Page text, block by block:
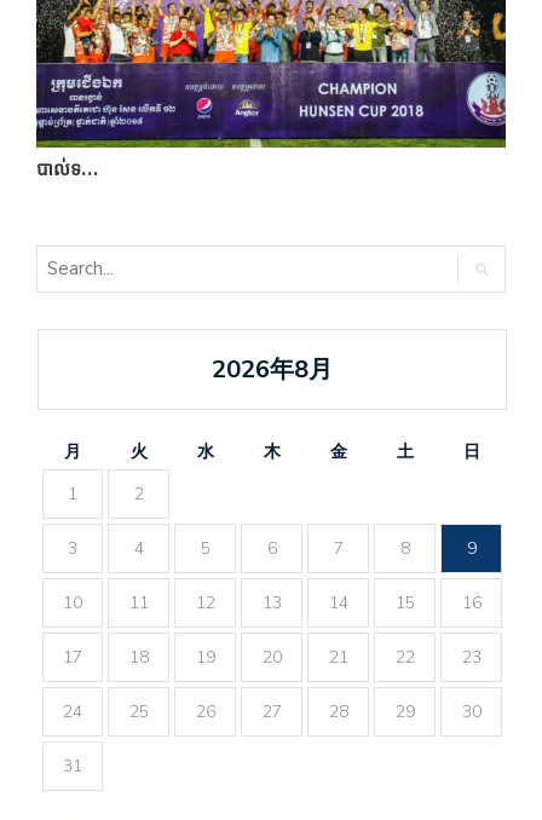
បាល់ទ…
2026年8月
月 火 水 木 金 土
日
1
2
3 4 5 6 7 8 9
10 11 12 13 14 15 16
17 18 19 20 21 22 23
24 25 26 27 28 29 30
31